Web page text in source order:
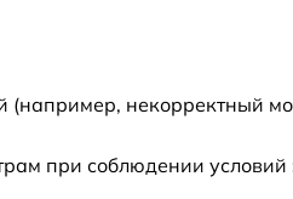
590 р
(например, некорректный
при соблюдении условий